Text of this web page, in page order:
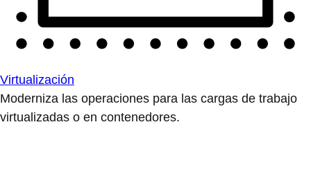
Virtualización
Moderniza las operaciones para las cargas de trabajo
virtualizadas o en contenedores.